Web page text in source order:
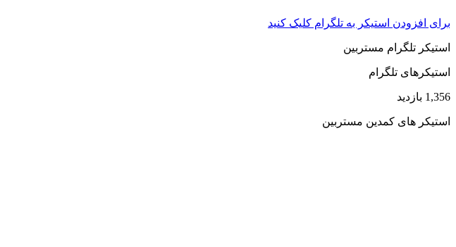
برای افزودن استیکر به تلگرام کلیک کنید
استیکر تلگرام مستربین
استیکرهای تلگرام
1,356 بازدید
استیکر های کمدین مستربین